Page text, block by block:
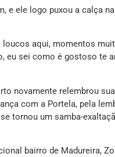
e ele logo puxou a calça
loucos aqui, momentos
eu sei como é gostoso te
novamente relembrou
com a Portela, pela
tornou um samba-
bairro de Madureira,